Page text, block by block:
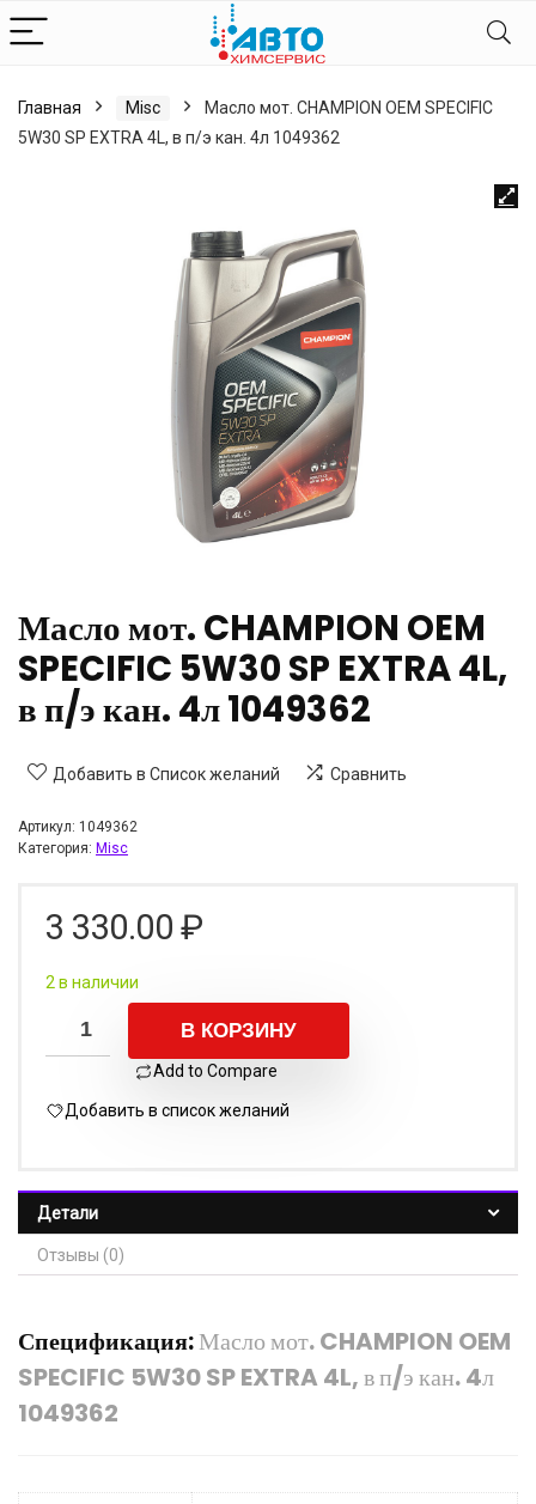
Главная Misc
Масло мот. CHAMPION OEM SPECIFIC
5W30 SP EXTRA 4L, в п/э кан. 4л 1049362
Масло мот. CHAMPION OEM
SPECIFIC 5W30 SP EXTRA 4L,
в п/э кан. 4л 1049362
Добавить в Список желаний Сравнить
Артикул: 1049362
Категория: Misc
3 330.00 ₽
2 в наличии
В КОРЗИНУ
Add to Compare
Добавить в список желаний
Детали
Отзывы (0)
Спецификация:Масло мот. CHAMPION OEM
SPECIFIC 5W30 SP EXTRA 4L, в п/э кан. 4л
1049362